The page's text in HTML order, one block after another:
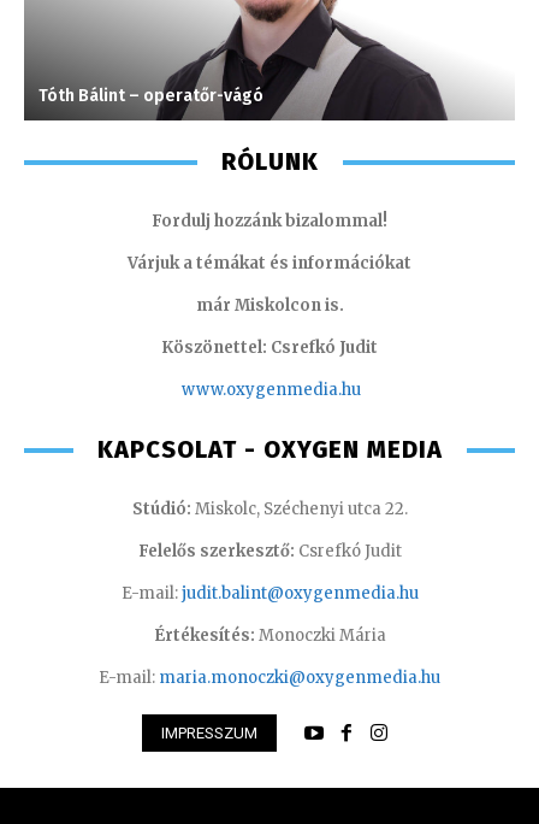
Tóth Bálint – operatőr-vágó
RÓLUNK
Fordulj hozzánk bizalommal!
Várjuk a témákat és információkat
már Miskolcon is.
Köszönettel: Csrefkó Judit
www.oxygenmedia.hu
KAPCSOLAT - OXYGEN MEDIA
Stúdió: Miskolc, Széchenyi utca 22.
Felelős szerkesztő: Csrefkó Judit
E-mail:judit.balint@oxygenmedia.hu
Értékesítés: Monoczki Mária
E-mail: maria.monoczki@oxygenmedia.hu
IMPRESSZUM